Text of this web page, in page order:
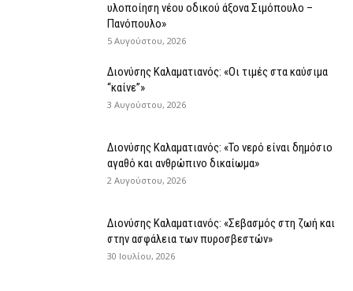
υλοποίηση νέου οδικού άξονα Σιμόπουλο –
Πανόπουλο»
5 Αυγούστου, 2026
Διονύσης Καλαματιανός: «Οι τιμές στα καύσιμα
“καίνε”»
3 Αυγούστου, 2026
Διονύσης Καλαματιανός: «Το νερό είναι δημόσιο
αγαθό και ανθρώπινο δικαίωμα»
2 Αυγούστου, 2026
Διονύσης Καλαματιανός: «Σεβασμός στη ζωή και
στην ασφάλεια των πυροσβεστών»
30 Ιουλίου, 2026